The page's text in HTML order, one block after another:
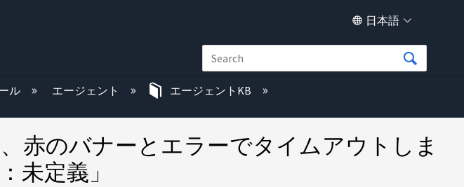
日本語
ル エージェント エージェントKB
赤のバナーとエラーでタイムアウトしま
未定義」